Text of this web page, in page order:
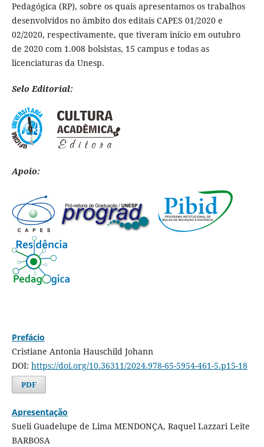
Pedagógica (RP), sobre os quais apresentamos os trabalhos
desenvolvidos no âmbito dos editais CAPES 01/2020 e
02/2020, respectivamente, que tiveram início em outubro
de 2020 com 1.008 bolsistas, 15 campus e todas as
licenciaturas da Unesp.
Selo Editorial:
Apoio:
Prefácio
Cristiane Antonia Hauschild Johann
DOI: https://doi.org/10.36311/2024.978-65-5954-461-5.p15-18
PDF
Apresentação
Sueli Guadelupe de Lima MENDONÇA, Raquel Lazzari Leite
BARBOSA